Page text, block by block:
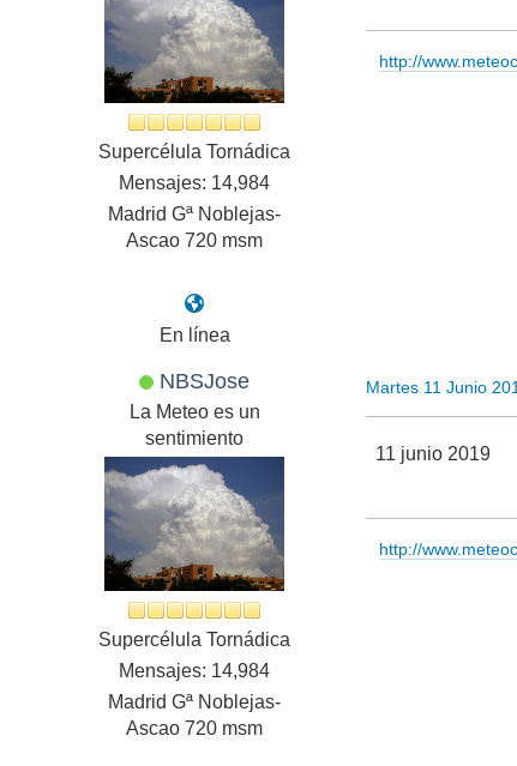
Supercélula Tornádica
Mensajes: 14,984
Madrid Gª Noblejas-
Ascao 720 msm
En línea
http://
NBSJose
La Meteo es un
sentimiento
Supercélula Tornádica
Mensajes: 14,984
Madrid Gª Noblejas-
Ascao 720 msm
Martes 11 Junio
11 junio 2019
http://